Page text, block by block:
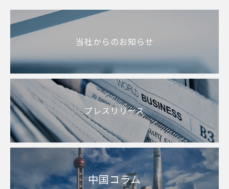
当社からのお知らせ
プレスリリース
中国コラム